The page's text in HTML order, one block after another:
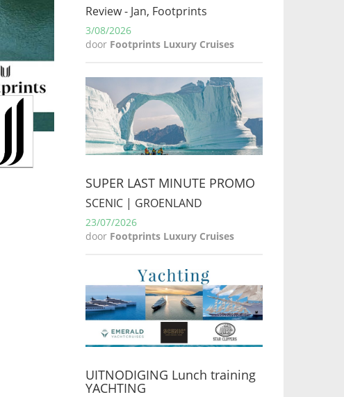
Review - Jan, Footprints
3/08/2026
door Footprints Luxury Cruises
SUPER LAST MINUTE PROMO
SCENIC | GROENLAND
23/07/2026
door Footprints Luxury Cruises
UITNODIGING Lunch training
YACHTING